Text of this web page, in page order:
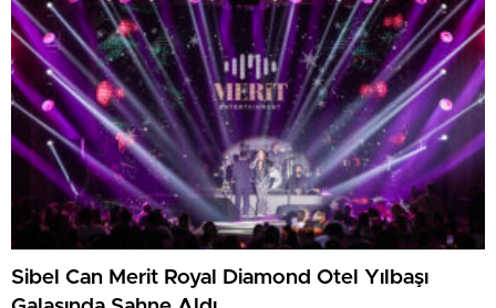
Sibel Can Merit Royal Diamond Otel Yılbaşı